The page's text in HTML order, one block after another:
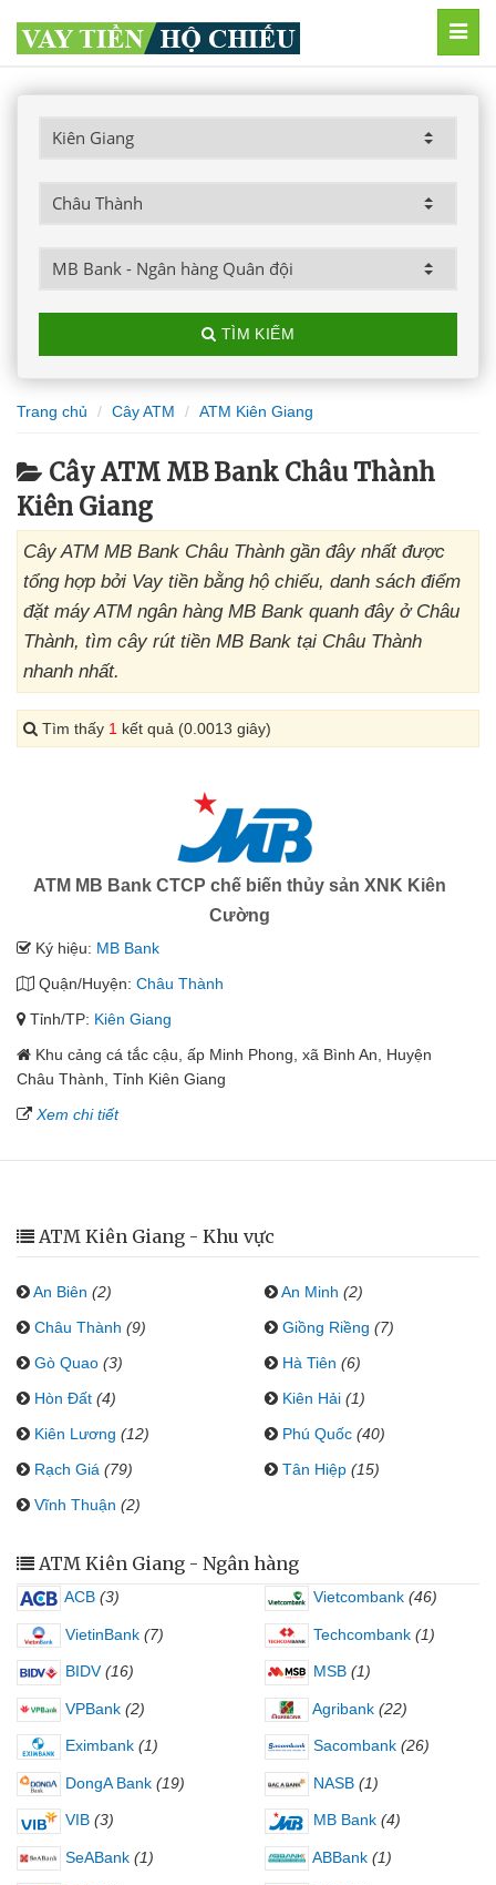
TÌM KIẾM
Trang chủ Cây ATM ATM Kiên Giang
Cây ATM MB Bank Châu Thành
Kiên Giang
Cây ATM MB Bank Châu Thành gần đây nhất được
tổng hợp bởi Vay tiền bằng hộ chiếu, danh sách điểm
đặt máy ATM ngân hàng MB Bank quanh đây ở Châu
Thành, tìm cây rút tiền MB Bank tại Châu Thành
nhanh nhất.
Tìm thấy 1 kết quả (0.0013 giây)
ATM MB Bank CTCP chế biến thủy sản XNK Kiên
Cường
Ký hiệu: MB Bank
Quận/Huyện: Châu Thành
Tỉnh/TP: Kiên Giang
Khu cảng cá tắc cậu, ấp Minh Phong, xã Bình An, Huyện
Châu Thành, Tỉnh Kiên Giang
Xem chi tiết
ATM Kiên Giang - Khu vực
An Biên (2) An Minh (2)
Châu Thành (9) Giồng Riềng (7)
Gò Quao (3) Hà Tiên (6)
Hòn Đất (4) Kiên Hải (1)
Kiên Lương (12) Phú Quốc (40)
Rạch Giá (79) Tân Hiệp (15)
Vĩnh Thuận (2)
ATM Kiên Giang - Ngân hàng
ACB (3) Vietcombank (46)
VietinBank (7) Techcombank (1)
BIDV (16) MSB (1)
VPBank (2) Agribank (22)
Eximbank (1) Sacombank (26)
DongA Bank (19) NASB (1)
VIB (3) MB Bank (4)
SeABank (1) ABBank (1)